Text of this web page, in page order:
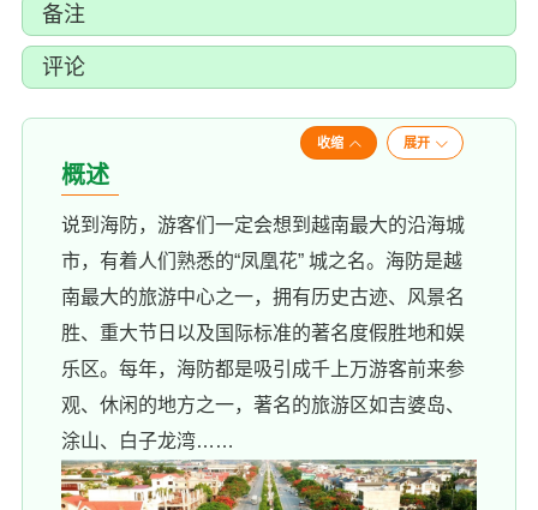
备注
评论
概述
说到海防，游客们一定会想到越南最大的沿海城
市，有着人们熟悉的“凤凰花” 城之名。海防是越
南最大的旅游中心之一，拥有历史古迹、风景名
胜、重大节日以及国际标准的著名度假胜地和娱
乐区。每年，海防都是吸引成千上万游客前来参
观、休闲的地方之一，著名的旅游区如吉婆岛、
涂山、白子龙湾……
收缩 展开